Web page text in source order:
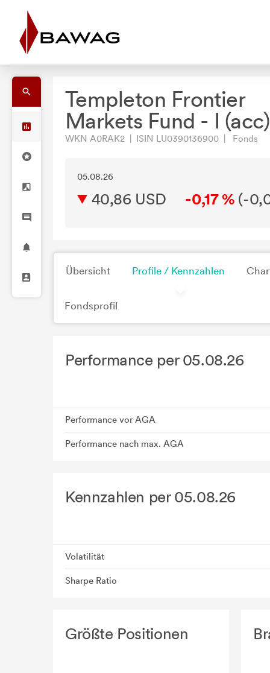
Templeton Frontier
Markets Fund - I
WKN A0RAK2 | ISIN LU0390136900 | Fonds
05.08.26
40,86 USD -0,17 % (-
Übersicht Profile / Kennzahlen
Fondsprofil
Performance per 05.08.26
Performance vor AGA
Performance nach max. AGA
Kennzahlen per 05.08.26
Volatilität
Sharpe Ratio
Größte Positionen